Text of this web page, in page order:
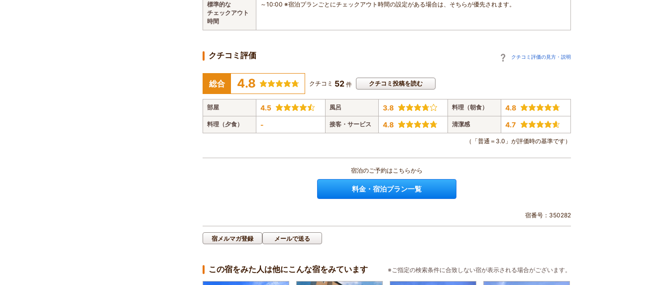
標準的な
チェックアウト
時間
～10:00 ※宿泊プランごとにチェックアウト時間の設定がある場合は、そちらが優先されます。
クチコミ評価 クチコミ評価の見方・説明
総合 4.8 クチコミ 52 件 クチコミ投稿を読む
部屋 4.5 風呂 3.8 料理（朝食） 4.8
料理（夕食） - 接客・サービス 4.8 清潔感 4.7
（「普通＝3.0」が評価時の基準です）
宿泊のご予約はこちらから
料金・宿泊プラン一覧
宿番号：350282
宿メルマガ登録 メールで送る
この宿をみた人は他にこんな宿をみています ※ご指定の検索条件に合致しない宿が表示される場合がございます。